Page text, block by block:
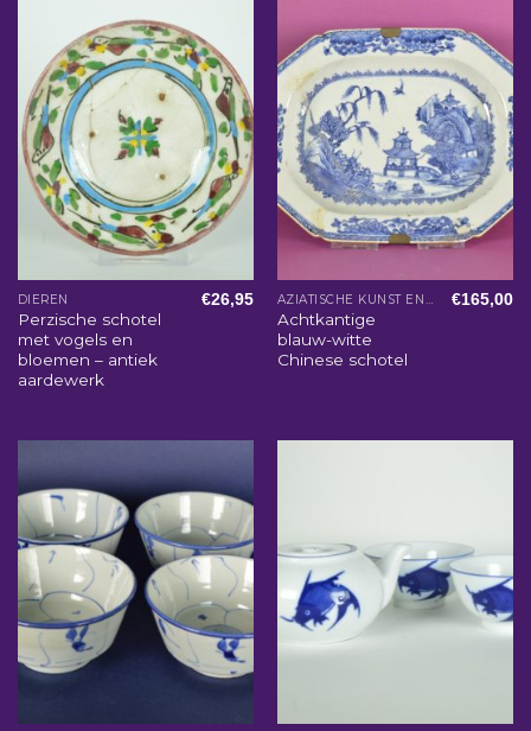
DIEREN
Perzische schotel
met vogels en
bloemen – antiek
aardewerk
€26,95 AZIATISCHE KUNST EN WOONACCESSOIRES
Achtkantige
blauw-witte
Chinese schotel
€165,00